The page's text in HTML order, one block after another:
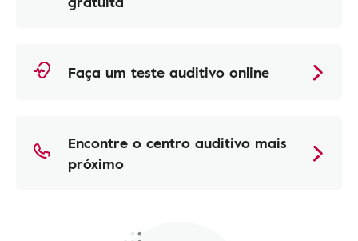
Faça um teste auditivo online
Encontre o centro auditivo mais
próximo